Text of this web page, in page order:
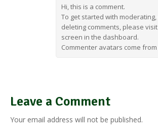
Hi, this is a comment.
To get started with
deleting comments, please
screen in the dashboard.
Commenter avatars come from
Leave a Comment
Your email address will not be published.